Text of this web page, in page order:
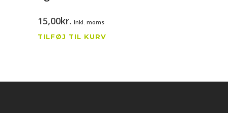
15,00kr. Inkl. moms
TILFØJ TIL KURV